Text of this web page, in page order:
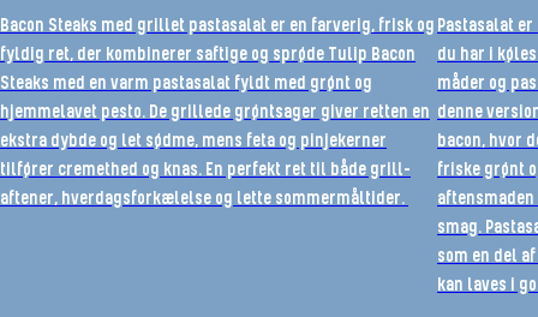
Bacon Steaks med grillet pastasalat er en farverig, frisk og
fyldig ret, der kombinerer saftige og sprøde Tulip Bacon
Steaks med en varm pastasalat fyldt med grønt og
hjemmelavet pesto. De grillede grøntsager giver retten en
ekstra dybde og let sødme, mens feta og pinjekerner
tilfører cremethed og knas. En perfekt ret til både grill-
aftener, hverdagsforkælelse og lette sommermåltider.
Pastasalat
du har i
måder og
denne
bacon, hvor
friske grønt
smag.
som en del
kan laves i